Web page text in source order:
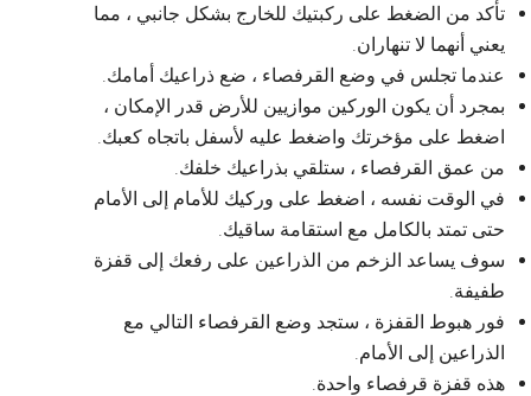
تأكد من الضغط على ركبتيك للخارج بشكل جانبي ، مما
يعني أنهما لا تنهاران.
عندما تجلس في وضع القرفصاء ، ضع ذراعيك أمامك.
بمجرد أن يكون الوركين موازيين للأرض قدر الإمكان ،
اضغط على مؤخرتك واضغط عليه لأسفل باتجاه كعبك.
من عمق القرفصاء ، ستلقي بذراعيك خلفك.
في الوقت نفسه ، اضغط على وركيك للأمام إلى الأمام
حتى تمتد بالكامل مع استقامة ساقيك.
سوف يساعد الزخم من الذراعين على رفعك إلى قفزة
طفيفة.
فور هبوط القفزة ، ستجد وضع القرفصاء التالي مع
الذراعين إلى الأمام.
هذه قفزة قرفصاء واحدة.